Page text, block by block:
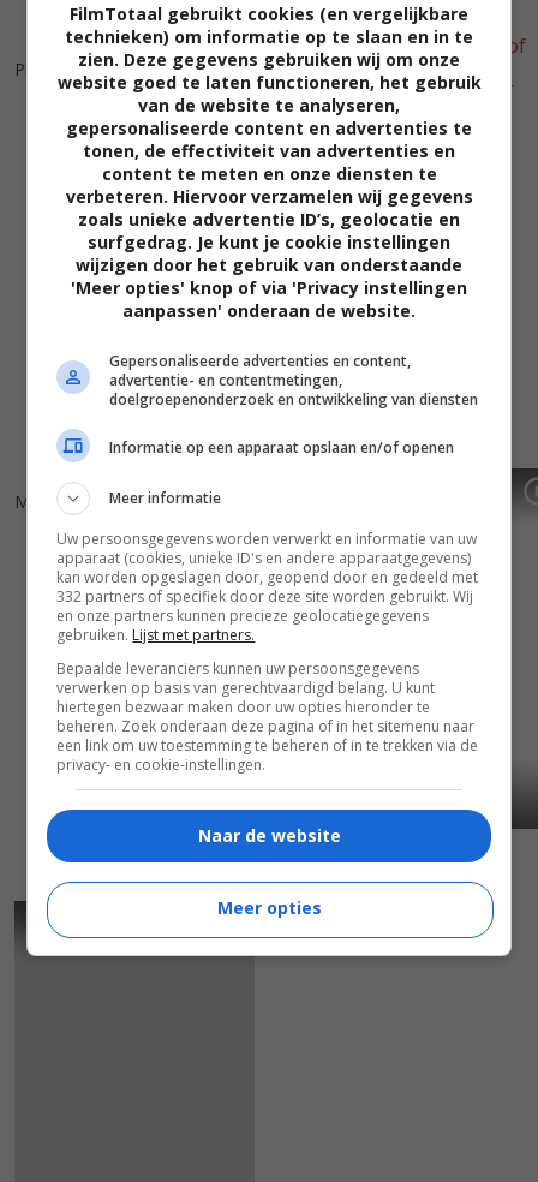
7,6
Project Nim (2011) 6,8
Red Riding: In the Year of Our
Lord 1980 (2009)
7,
Man on Wire (2008)
FilmTotaal gebruikt cookies (en vergelijkbare
technieken) om informatie op te slaan en in te
zien. Deze gegevens gebruiken wij om onze
website goed te laten functioneren, het gebruik
van de website te analyseren,
gepersonaliseerde content en advertenties te
tonen, de effectiviteit van advertenties en
content te meten en onze diensten te
verbeteren. Hiervoor verzamelen wij gegevens
zoals unieke advertentie ID’s, geolocatie en
surfgedrag. Je kunt je cookie instellingen
wijzigen door het gebruik van onderstaande
'Meer opties' knop of via 'Privacy instellingen
aanpassen' onderaan de website.
Gepersonaliseerde advertenties en content,
advertentie- en contentmetingen,
doelgroepenonderzoek en ontwikkeling van diensten
Informatie op een apparaat opslaan en/of openen
Meer informatie
Uw persoonsgegevens worden verwerkt en informatie van uw
apparaat (cookies, unieke ID's en andere apparaatgegevens)
kan worden opgeslagen door, geopend door en gedeeld met
332 partners of specifiek door deze site worden gebruikt. Wij
en onze partners kunnen precieze geolocatiegegevens
gebruiken. Lijst met partners.
Bepaalde leveranciers kunnen uw persoonsgegevens
verwerken op basis van gerechtvaardigd belang. U kunt
hiertegen bezwaar maken door uw opties hieronder te
beheren. Zoek onderaan deze pagina of in het sitemenu naar
een link om uw toestemming te beheren of in te trekken via de
privacy- en cookie-instellingen.
Naar de website
Meer opties